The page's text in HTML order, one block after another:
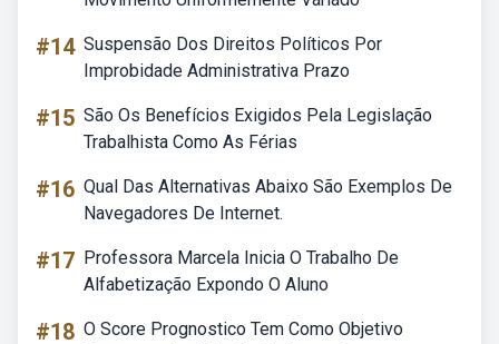
#14 Suspensão Dos Direitos Políticos Por
Improbidade Administrativa Prazo
#15 São Os Benefícios Exigidos Pela Legislação
Trabalhista Como As Férias
#16 Qual Das Alternativas Abaixo São Exemplos De
Navegadores De Internet.
#17 Professora Marcela Inicia O Trabalho De
Alfabetização Expondo O Aluno
#18 O Score Prognostico Tem Como Objetivo